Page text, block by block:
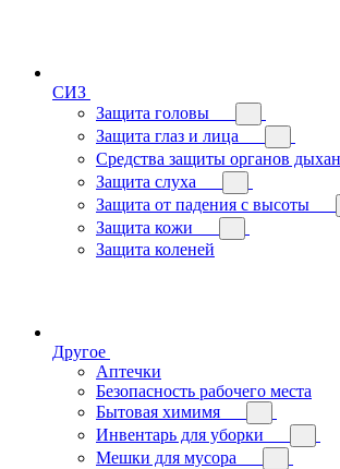
СИЗ
Защита головы
Защита глаз и лица
Средства защиты органов
Защита слуха
Защита от падения с высоты
Защита кожи
Защита коленей
Другое
Аптечки
Безопасность рабочего места
Бытовая химимя
Инвентарь для уборки
Мешки для мусора